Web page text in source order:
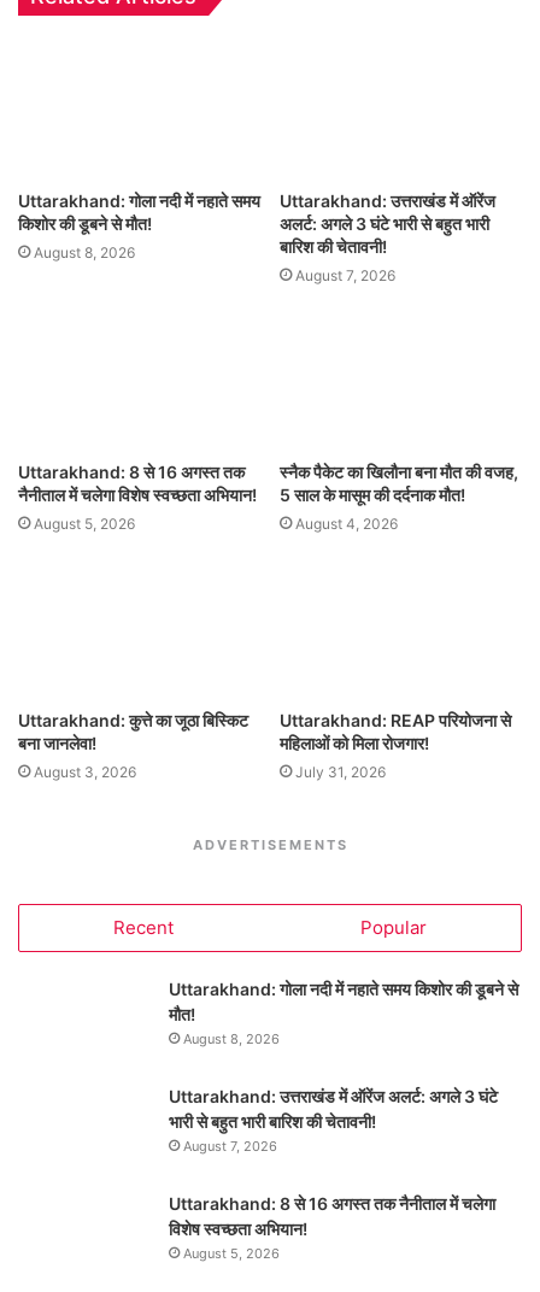
Uttarakhand: गोला नदी में नहाते समय
किशोर की डूबने से मौत!
August 8, 2026
Uttarakhand: उत्तराखंड में ऑरेंज
अलर्ट: अगले 3 घंटे भारी से बहुत भारी
बारिश की चेतावनी!
August 7, 2026
Uttarakhand: 8 से 16 अगस्त तक
नैनीताल में चलेगा विशेष स्वच्छता अभियान!
August 5, 2026
स्नैक पैकेट का खिलौना बना मौत की वजह,
5 साल के मासूम की दर्दनाक मौत!
August 4, 2026
Uttarakhand: कुत्ते का जूठा बिस्किट
बना जानलेवा!
August 3, 2026
Uttarakhand: REAP परियोजना से
महिलाओं को मिला रोजगार!
July 31, 2026
ADVERTISEMENTS
Recent Popular
Uttarakhand: गोला नदी में नहाते समय किशोर की डूबने से
मौत!
August 8, 2026
Uttarakhand: उत्तराखंड में ऑरेंज अलर्ट: अगले 3 घंटे
भारी से बहुत भारी बारिश की चेतावनी!
August 7, 2026
Uttarakhand: 8 से 16 अगस्त तक नैनीताल में चलेगा
विशेष स्वच्छता अभियान!
August 5, 2026